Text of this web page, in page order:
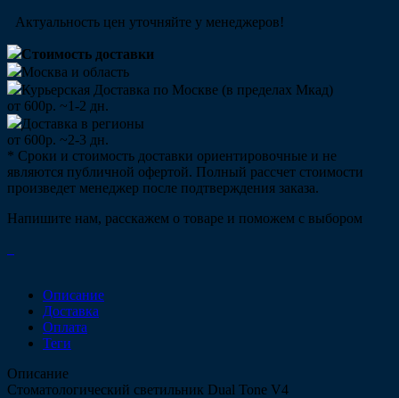
Актуальность цен уточняйте у менеджеров!
Стоимость доставки
Москва и область
Курьерская Доставка по Москве (в пределах Мкад)
от 600р. ~1-2 дн.
Доставка в регионы
от 600р. ~2-3 дн.
* Сроки и стоимость доставки ориентировочные и не
являются публичной офертой. Полный рассчет стоимости
произведет менеджер после подтверждения заказа.
Напишите нам, расскажем о товаре и поможем с выбором
Описание
Доставка
Оплата
Теги
Описание
Стоматологический светильник Dual Tone V4